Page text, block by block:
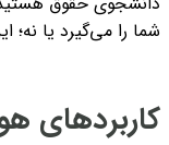
شما را می‌گیرد یا نه؛
کاربردهای